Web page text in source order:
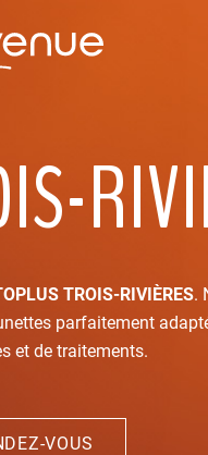
TROIS-RIVIÈRES.
parfaitement
et de traitements.
VOUS